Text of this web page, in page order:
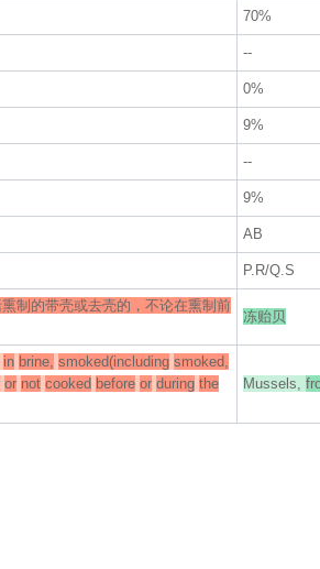
70%
--
0%
9%
--
9%
AB
P.R/Q.S
制的带壳或去壳的，不论在熏制前
冻贻贝
in brine, smoked(including smoked,
or not cooked before or during the
Mussels,